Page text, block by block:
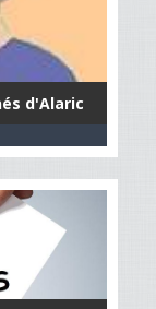
d'Alaric